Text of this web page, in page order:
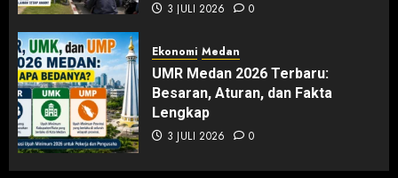
3 JULI 2026 0
Ekonomi Medan
UMR Medan 2026 Terbaru:
Besaran, Aturan, dan Fakta
Lengkap
3 JULI 2026 0